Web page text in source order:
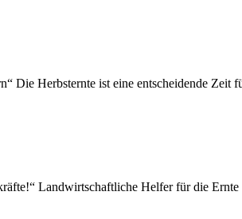
Die Herbsternte ist eine entscheidende
Landwirtschaftliche Helfer für die